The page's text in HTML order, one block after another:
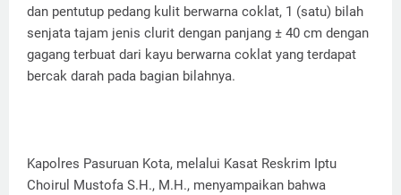
dan pentutup pedang kulit berwarna coklat, 1 (satu) bilah
senjata tajam jenis clurit dengan panjang ± 40 cm dengan
gagang terbuat dari kayu berwarna coklat yang terdapat
bercak darah pada bagian bilahnya.
Kapolres Pasuruan Kota, melalui Kasat Reskrim Iptu
Choirul Mustofa S.H., M.H., menyampaikan bahwa